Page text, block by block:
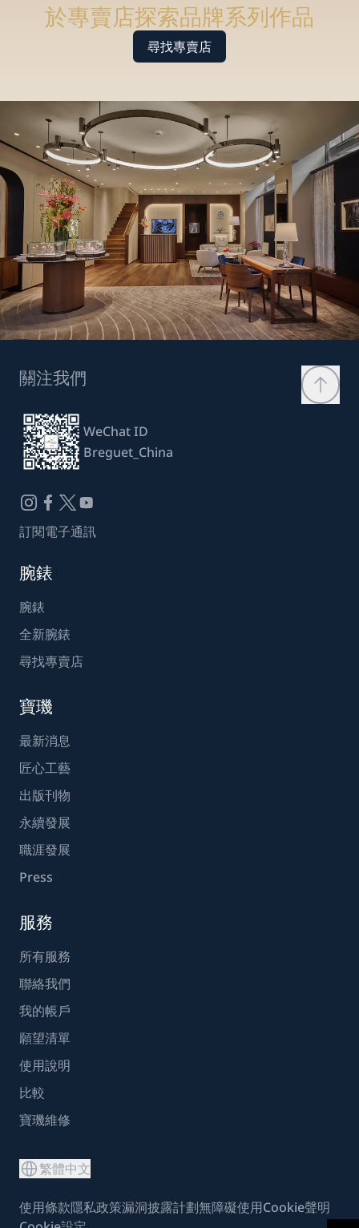
於專賣店探索品牌系列作品
尋找專賣店
關注我們
WeChat ID
Breguet_China
訂閱電子通訊
腕錶
腕錶
全新腕錶
尋找專賣店
寶璣
最新消息
匠心工藝
出版刊物
永續發展
職涯發展
Press
服務
所有服務
聯絡我們
我的帳戶
願望清單
使用說明
比較
寶璣維修
繁體中文
使用條款隱私政策漏洞披露計劃無障礙使用Cookie聲明